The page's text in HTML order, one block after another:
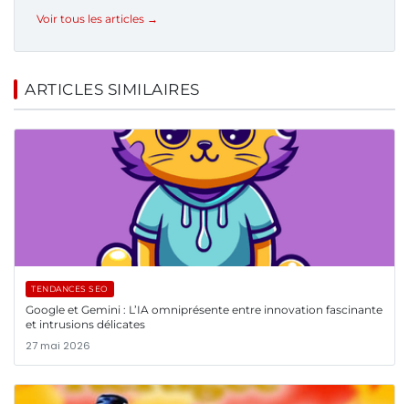
Voir tous les articles →
ARTICLES SIMILAIRES
TENDANCES SEO
Google et Gemini : L’IA omniprésente entre innovation fascinante
et intrusions délicates
27 mai 2026